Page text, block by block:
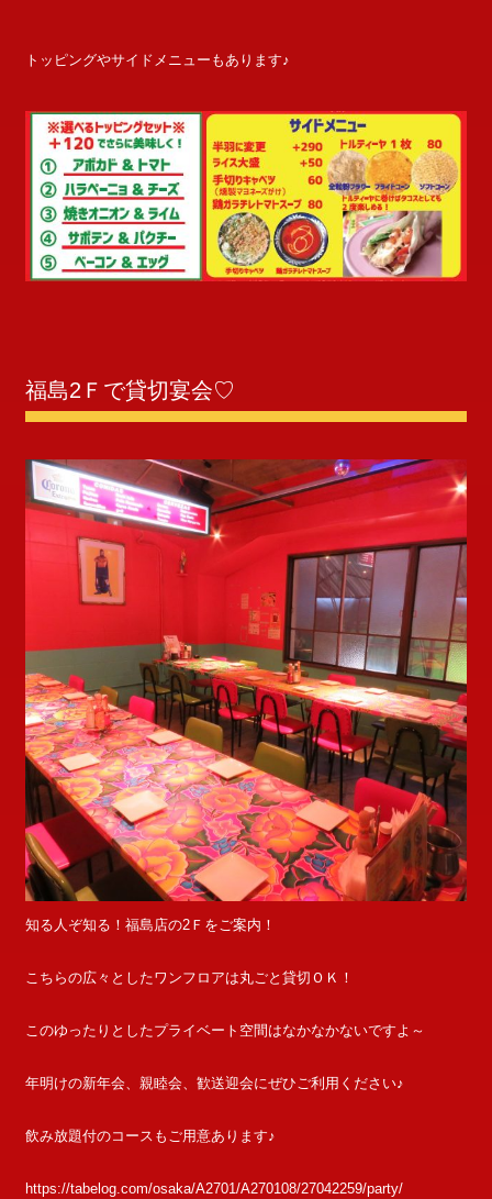
トッピングやサイドメニューもあります♪
福島2Ｆで貸切宴会♡
知る人ぞ知る！福島店の2Ｆをご案内！
こちらの広々としたワンフロアは丸ごと貸切ＯＫ！
このゆったりとしたプライベート空間はなかなかないですよ～
年明けの新年会、親睦会、歓送迎会にぜひご利用ください♪
飲み放題付のコースもご用意あります♪
https://tabelog.com/osaka/A2701/A270108/27042259/party/